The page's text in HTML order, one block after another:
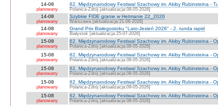
14-08
planowany
62. Międzynarodowy Festiwal Szachowy im. Akiby Rubinsteina -
Polanica-Zdrój [aktualizacja:08-05-2026]
14-08
planowany
Szybkie FIDE granie w Hetmanie 22_2026
Warszawa [aktualizacja:21-06-2026]
14-08
planowany
Grand Prix Białegostoku "Lato-Jesień 2026" - 2. runda rapid
Białystok [aktualizacja:25-07-2026]
15-08
planowany
62. Międzynarodowy Festiwal Szachowy im. Akiby Rubinsteina -
Polanica-Zdrój [aktualizacja:08-05-2026]
15-08
planowany
62. Międzynarodowy Festiwal Szachowy im. Akiby Rubinsteina -
Polanica-Zdrój [aktualizacja:08-05-2026]
15-08
planowany
62. Międzynarodowy Festiwal Szachowy im. Akiby Rubinsteina -
Polanica-Zdrój [aktualizacja:08-05-2026]
15-08
planowany
62. Międzynarodowy Festiwal Szachowy im. Akiby Rubinsteina -
Polanica-Zdrój [aktualizacja:09-05-2026]
15-08
planowany
62. Międzynarodowy Festiwal Szachowy im. Akiby Rubinsteina -
Polanica-Zdrój [aktualizacja:08-05-2026]